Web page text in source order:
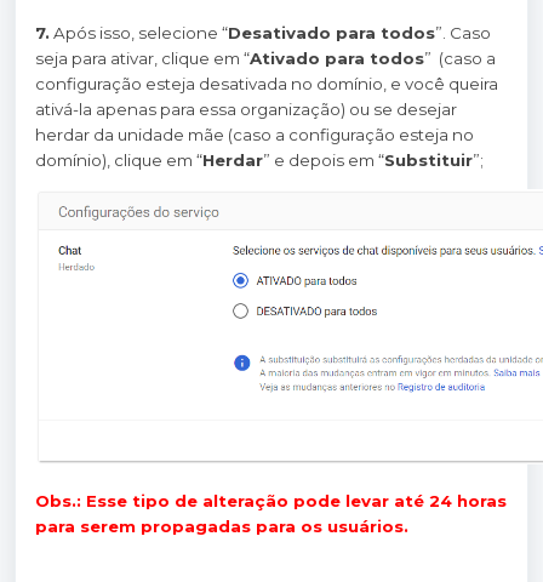
7. Após isso, selecione “Desativado para todos”. Caso
seja para ativar, clique em “Ativado para todos” (caso a
configuração esteja desativada no domínio, e você queira
ativá-la apenas para essa organização) ou se desejar
herdar da unidade mãe (caso a configuração esteja no
domínio), clique em “Herdar” e depois em “Substituir”;
Obs.: Esse tipo de alteração pode levar até 24 horas
para serem propagadas para os usuários.